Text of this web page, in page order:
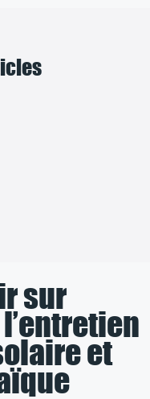
sur
et